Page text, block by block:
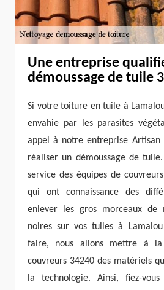
Une entreprise
démoussage de tuile
Si votre toiture en tuile à
envahie par les parasites
appel à notre entreprise Artisan
réaliser un démoussage de
service des équipes de
qui ont connaissance des
enlever les gros morceaux de
noires sur vos tuiles à
faire, nous allons mettre à la
couvreurs 34240 des matériels
la technologie. Ainsi, fiez-